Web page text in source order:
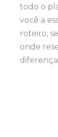
todo o
você a
roteiro,
onde